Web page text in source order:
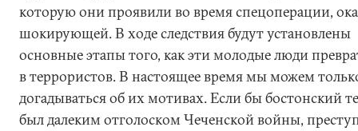
которую они проявили во время спецоперации,
шокирующей. В ходе следствия будут установлены
основные этапы того, как эти молодые люди
в террористов. В настоящее время мы можем
догадываться об их мотивах. Если бы бостонский
был далеким отголоском Чеченской войны,